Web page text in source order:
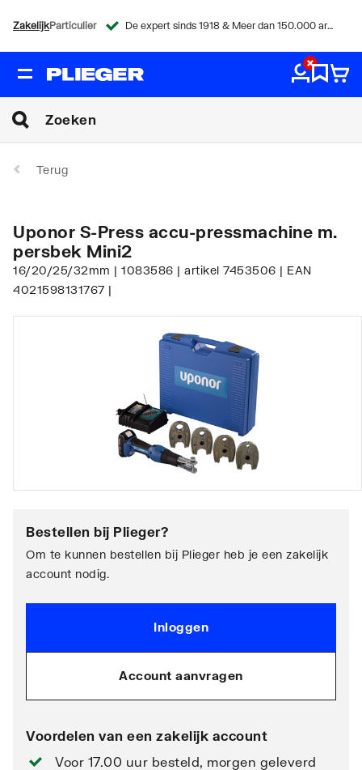
ZakelijkParticulier De expert sinds 1918 & Meer dan 150.000 artikelen
Terug
Uponor S-Press accu-pressmachine m.
persbek Mini2
16/20/25/32mm | 1083586 | artikel 7453506 | EAN
4021598131767 |
Bestellen bij Plieger?
Om te kunnen bestellen bij Plieger heb je een zakelijk
account nodig.
Inloggen
Account aanvragen
Voordelen van een zakelijk account
Voor 17.00 uur besteld, morgen geleverd